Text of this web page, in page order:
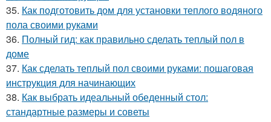
35. Как подготовить дом для установки теплого водяного
пола своими руками
36. Полный гид: как правильно сделать теплый пол в
доме
37. Как сделать теплый пол своими руками: пошаговая
инструкция для начинающих
38. Как выбрать идеальный обеденный стол:
стандартные размеры и советы